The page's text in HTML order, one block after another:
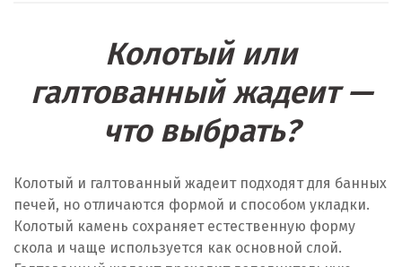
Колотый или
галтованный жадеит —
что выбрать?
Колотый и галтованный жадеит подходят для банных
печей, но отличаются формой и способом укладки.
Колотый камень сохраняет естественную форму
скола и чаще используется как основной слой.